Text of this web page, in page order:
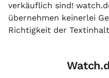
verkäuflich sind!
übernehmen keinerlei
Richtigkeit der